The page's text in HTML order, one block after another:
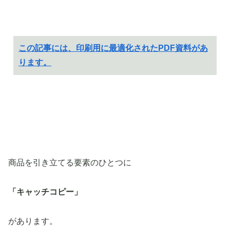
この記事には、印刷用に最適化されたPDF資料があ
ります。
商品を引き立てる要素のひとつに
「キャッチコピー」
があります。